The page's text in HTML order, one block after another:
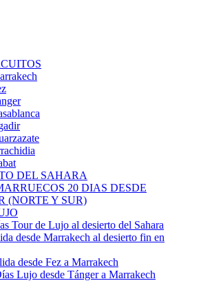
DEL SAHARA
20 DIAS DESDE
(NORTE Y SUR)
Tour de Lujo al desierto del Sahara
desde Marrakech al desierto fin en
desde Fez a Marrakech
Lujo desde Tánger a Marrakech